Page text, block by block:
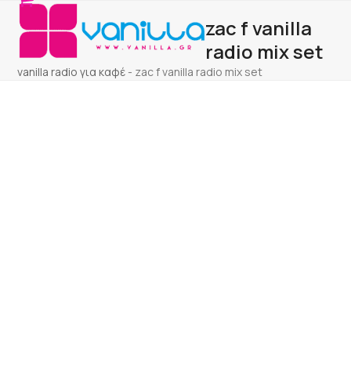
Skip
content
Open
mobile
menu
Close
mobile
menu
zac f vanilla
radio mix set
vanilla radio για καφέ - zac f vanilla radio mix set